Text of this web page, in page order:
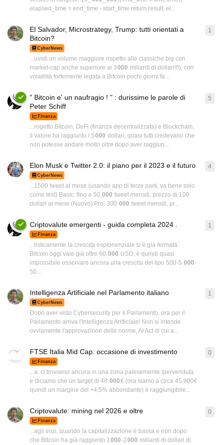
elapsed_time = end_time - start_time return result, el...
El Salvador, Microstrategy, Trump: tutti orientati a
Bitcoin?
CyberNews
...uindi un volume maggiore rispetto alle classiche big con
market-cap anche superiore ai 3000 miliardi di dollari!!!), con
volatilità fortemente legata a Bitcoin pochi giorni fa...
1
" Bitcoin e' un naufragio ! " : durissime le parole di
Peter Schiff
Finanza
...rogetto Bitcoin, DeFi (finanza decentralizzata) e Blockchain,
il valore ha raggiunto i 5000 dollari, quasi tutti credevano che
non potesse andare molto oltre dopo aver raggiun...
5
Elon Musk e Twitter 2.0: il piano per il 2023 e il futuro
CyberNews
...1500 tweet al mese (usando app di terze parti, va bene solo
come test) Basic: fino a 50.000 tweet mensili, prezzo di 100
dollari al mese (Nuovo) Pro: 300.000 tweet mensili, pr...
4
Criptovalute emergenti - guida completa 2024 .
Finanza
...listicamente la crescita esplonenziale si è già fermata:
Bitcoin oggi vale già oltre 60.000 USD, è quindi quasi
impossibile osservare ancora una crescita del tipo 500-5.000-
50...
1
Intelligenza Artificiale nel Parlamento italiano
CyberNews
Dopo aver visto Cybersecurity per il Parlamento, ora per il
Parlamento arriva l'Intelligenza Aritficiale! Non si intende
ovviamente l'approvazione delle norme, AI Act di cui a...
1
FTSE Italia Mid Cap: occasione di investimento
Finanza
...a, ci troviamo ancora in una zona palesemente ipervenduta
e diciamo che un target di 48.000€ (ora siamo a circa 45.900€
quindi un margine del +4,5% abbondante) è raggiungibile...
0
Criptovalute: mining nel 2026 e oltre
Finanza
...agli inizi, quando la capitalizzazione è bassa e non dopo
che Bitcoin ha già raggiunto 1000-2000 miliardi di dollari di
0